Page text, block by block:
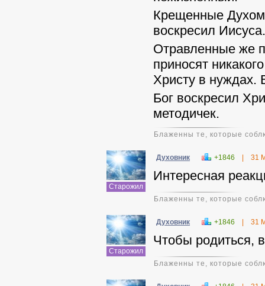
Крещенные
воскресил Иисуса.
Отравленные же
приносят
Христу в нуждах.
Бог воскресил
методичек.
Блаженны те, которые
Старожил
Духовник +1846 31
Интересная
Блаженны те, которые
Старожил
Духовник +1846 31
Чтобы родиться,
Блаженны те, которые